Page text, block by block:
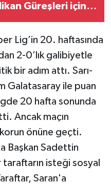
Güreşleri için
Lig’in 20. haftasında
2-0’lık galibiyetle
bir adım attı. Sarı-
Galatasaray ile puan
20 hafta sonunda
Ancak maçın
önüne geçti.
Başkan Sadettin
taraftarın isteği sosyal
Saran'a